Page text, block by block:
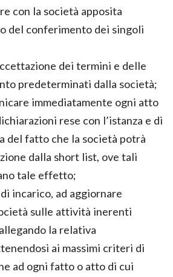
con la società apposita
del conferimento dei singoli
dei termini e delle
predeterminati dalla società;
immediatamente ogni atto
rese con l’istanza e di
del fatto che la società potrà
dalla short list, ove tali
tale effetto;
incarico, ad aggiornare
sulle attività inerenti
la relativa
ai massimi criteri di
ad ogni fatto o atto di cui